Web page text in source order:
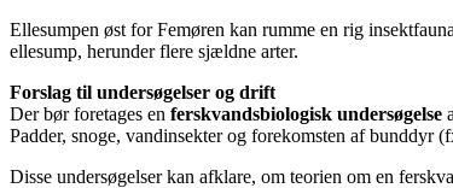
Ellesumpen øst for Femøren kan rumme en rig
ellesump, herunder flere sjældne arter.
Forslag til undersøgelser og drift
Der bør foretages en ferskvandsbiologisk undersøgelse
Padder, snoge, vandinsekter og forekomsten af bunddyr
Disse undersøgelser kan afklare, om teorien om en